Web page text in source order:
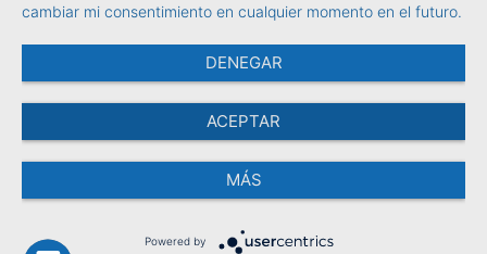
cambiar mi consentimiento en cualquier momento en el futuro.
DENEGAR
ACEPTAR
MÁS
Powered by